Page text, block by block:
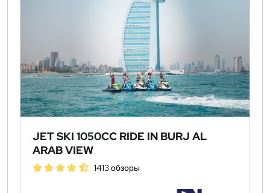
JET SKI 1050CC RIDE IN BURJ AL
ARAB VIEW
1413 обзоры